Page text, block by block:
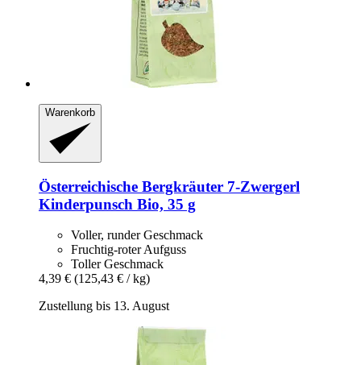
Warenkorb
Österreichische Bergkräuter 7-​Zwergerl
Kinderpunsch Bio, 35 g
Voller, runder Geschmack
Fruchtig-roter Aufguss
Toller Geschmack
4,39 € (125,43 € / kg)
Zustellung bis 13. August